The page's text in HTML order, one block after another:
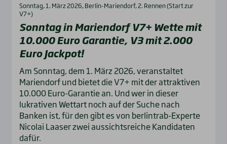
Sonntag, 1. März 2026, Berlin-Mariendorf, 2. Rennen (Start zur
V7+)
Sonn­tag in Mari­en­dorf V7+ Wet­te mit
10.000 Euro Garan­tie, V3 mit 2.000
Euro Jack­pot!
Am Sonntag, dem 1. März 2026, veranstaltet
Mariendorf und bietet die V7+ mit der attraktiven
10.000 Euro-Garantie an. Und wer in dieser
lukrativen Wettart noch auf der Suche nach
Banken ist, für den gibt es von berlintrab-Experte
Nicolai Laaser zwei aussichtsreiche Kandidaten
dafür.